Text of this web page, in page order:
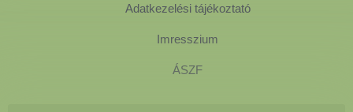
Adatkezelési tájékoztató
Imresszium
ÁSZF